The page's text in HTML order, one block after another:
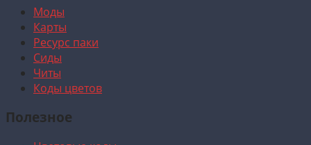
Моды
Карты
Ресурс паки
Сиды
Читы
Коды цветов
Полезное